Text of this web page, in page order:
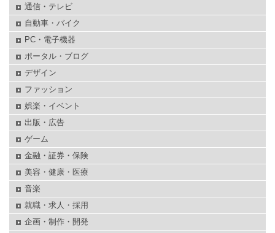
通信・テレビ
自動車・バイク
PC・電子機器
ポータル・ブログ
デザイン
ファッション
娯楽・イベント
出版・広告
ゲーム
金融・証券・保険
美容・健康・医療
音楽
就職・求人・採用
企画・制作・開発